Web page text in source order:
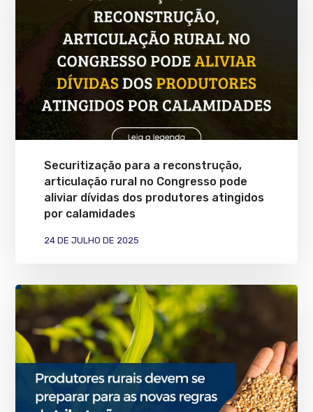
Securitização para a reconstrução,
articulação rural no Congresso pode
aliviar dívidas dos produtores atingidos
por calamidades
24 DE JULHO DE 2025